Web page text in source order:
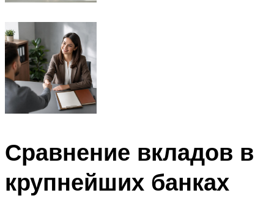
Сравнение вкладов в
крупнейших банках